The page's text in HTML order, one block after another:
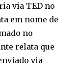
via TED no
em nome de
no
relata que
via